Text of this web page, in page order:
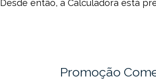
Desde então, a Calculadora está
Promoção